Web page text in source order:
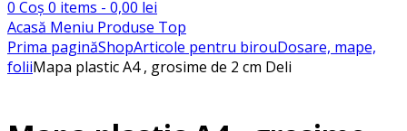
0 Coș 0 items - 0,00 lei
Acasă Meniu Produse Top
Prima paginăShopArticole pentru birouDosare, mape,
foliiMapa plastic A4 , grosime de 2 cm Deli